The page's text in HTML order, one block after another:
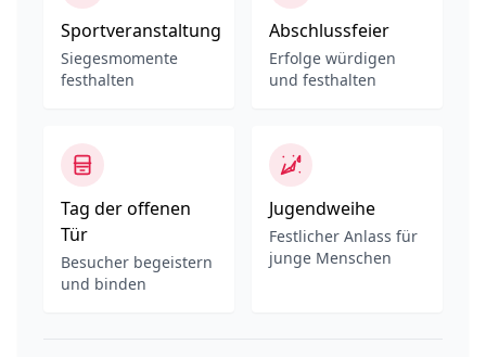
Sportveranstaltung
Siegesmomente
festhalten
Abschlussfeier
Erfolge würdigen
und festhalten
Tag der offenen
Tür
Besucher begeistern
und binden
Jugendweihe
Festlicher Anlass für
junge Menschen